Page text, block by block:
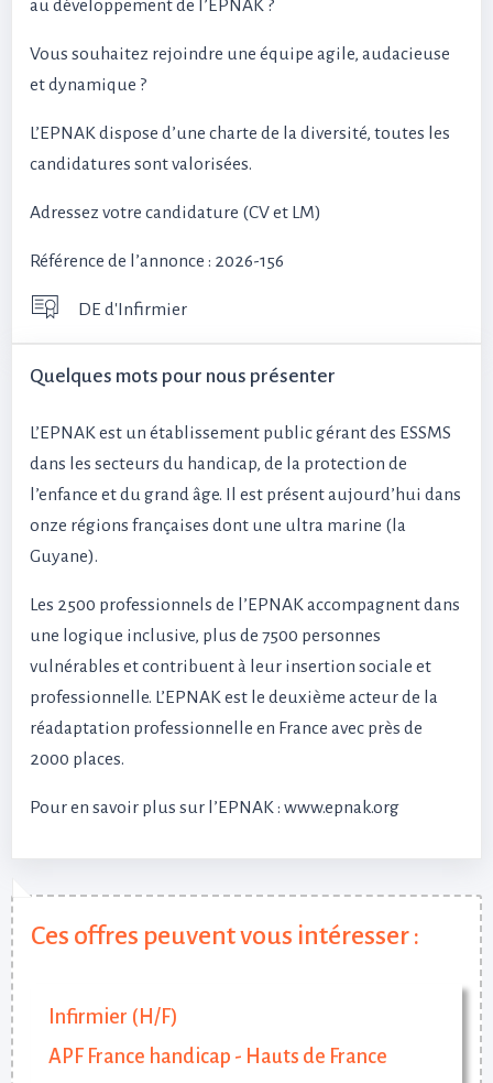
au développement de l’EPNAK ?
Vous souhaitez rejoindre une équipe agile, audacieuse
et dynamique ?
L’EPNAK dispose d’une charte de la diversité, toutes les
candidatures sont valorisées.
Adressez votre candidature (CV et LM)
Référence de l’annonce : 2026-156
DE d'Infirmier
Quelques mots pour nous présenter
L’EPNAK est un établissement public gérant des ESSMS
dans les secteurs du handicap, de la protection de
l’enfance et du grand âge. Il est présent aujourd’hui dans
onze régions françaises dont une ultra marine (la
Guyane).
Les 2500 professionnels de l’EPNAK accompagnent dans
une logique inclusive, plus de 7500 personnes
vulnérables et contribuent à leur insertion sociale et
professionnelle. L’EPNAK est le deuxième acteur de la
réadaptation professionnelle en France avec près de
2000 places.
Pour en savoir plus sur l’EPNAK : www.epnak.org
Ces offres peuvent vous intéresser :
Infirmier (H/F)
APF France handicap - Hauts de France